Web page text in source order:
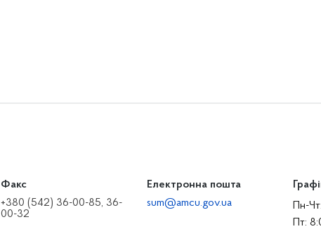
Факс
+380 (542) 36-00-85, 36-
00-32
Електронна пошта
sum@amcu.gov.ua
Пн-
Пт: